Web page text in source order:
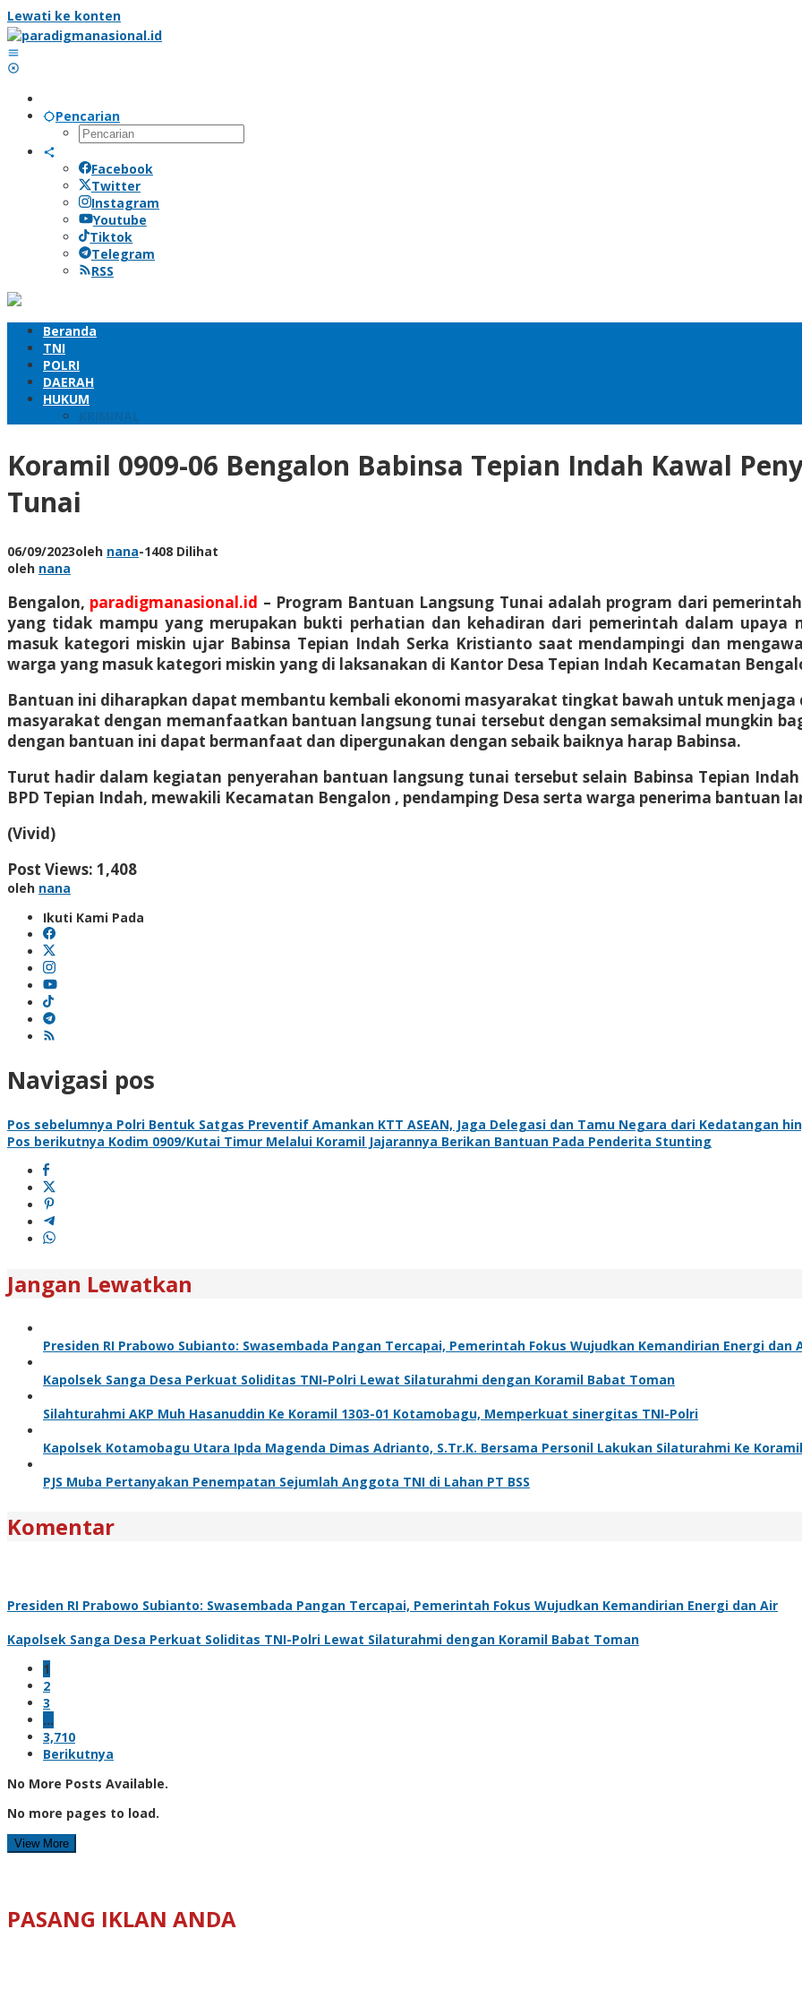
Lewati ke konten
Pencarian
Facebook
Twitter
Instagram
Youtube
Tiktok
Telegram
RSS
Beranda
TNI
POLRI
DAERAH
HUKUM
KRIMINAL
Koramil 0909-06 Bengalon Babinsa Tepian Indah Kawal
Tunai
06/09/2023oleh nana-1408 Dilihat
oleh nana
Bengalon, paradigmanasional.id – Program Bantuan Langsung Tunai adalah program dari
yang tidak mampu yang merupakan bukti perhatian dan kehadiran dari pemerintah dalam
masuk kategori miskin ujar Babinsa Tepian Indah Serka Kristianto saat mendampingi dan
warga yang masuk kategori miskin yang di laksanakan di Kantor Desa Tepian Indah Kecamatan
Bantuan ini diharapkan dapat membantu kembali ekonomi masyarakat tingkat bawah untuk menjaga
masyarakat dengan memanfaatkan bantuan langsung tunai tersebut dengan semaksimal mungkin
dengan bantuan ini dapat bermanfaat dan dipergunakan dengan sebaik baiknya harap Babinsa.
Turut hadir dalam kegiatan penyerahan bantuan langsung tunai tersebut selain Babinsa Tepian
BPD Tepian Indah, mewakili Kecamatan Bengalon , pendamping Desa serta warga penerima bantuan
(Vivid)
Post Views: 1,408
oleh nana
Ikuti Kami Pada
Navigasi pos
Pos sebelumnya Polri Bentuk Satgas Preventif Amankan KTT ASEAN, Jaga Delegasi dan Tamu Negara dari Kedatangan
Pos berikutnya Kodim 0909/Kutai Timur Melalui Koramil Jajarannya Berikan Bantuan Pada Penderita Stunting
Jangan Lewatkan
Presiden RI Prabowo Subianto: Swasembada Pangan Tercapai, Pemerintah Fokus Wujudkan Kemandirian Energi dan
Kapolsek Sanga Desa Perkuat Soliditas TNI-Polri Lewat Silaturahmi dengan Koramil Babat Toman
Silahturahmi AKP Muh Hasanuddin Ke Koramil 1303-01 Kotamobagu, Memperkuat sinergitas TNI-Polri
Kapolsek Kotamobagu Utara Ipda Magenda Dimas Adrianto, S.Tr.K. Bersama Personil Lakukan Silaturahmi Ke
PJS Muba Pertanyakan Penempatan Sejumlah Anggota TNI di Lahan PT BSS
Komentar
Presiden RI Prabowo Subianto: Swasembada Pangan Tercapai, Pemerintah Fokus Wujudkan Kemandirian Energi dan Air
Kapolsek Sanga Desa Perkuat Soliditas TNI-Polri Lewat Silaturahmi dengan Koramil Babat Toman
1
2
3
…
3,710
Berikutnya
No More Posts Available.
No more pages to load.
View More
PASANG IKLAN ANDA